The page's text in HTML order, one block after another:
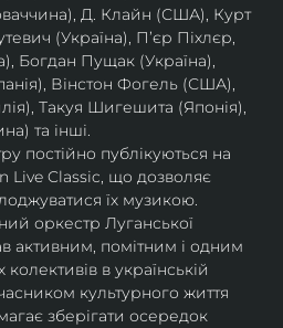
Д. Клайн (США), Курт
(Україна), П’єр Піхлєр,
Богдан Пущак (Україна),
Вінстон Фогель (США),
Такуя Шигешита (Японія),
та інші.
постійно публікуються на
Live Classic, що дозволяє
їх музикою​.
оркестр Луганської
активним, помітним і одним
в українській
культурного життя
зберігати осередок